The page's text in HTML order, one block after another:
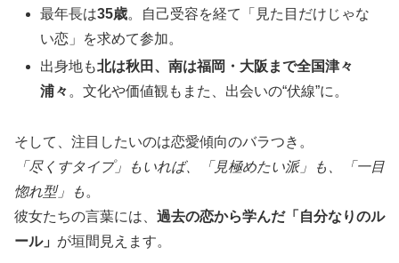
最年長は35歳。自己受容を経て「見た目だけじゃな
い恋」を求めて参加。
出身地も北は秋田、南は福岡・大阪まで全国津々
浦々 。文化や価値観もまた、出会いの“伏線”に。
そして、注目したいのは恋愛傾向のバラつき。
「尽くすタイプ」もいれば、「見極めたい派」も、「一目
惚れ型」も 。
彼女たちの言葉には、 過去の恋から学んだ「自分なりのル
ール」 が垣間見えます。